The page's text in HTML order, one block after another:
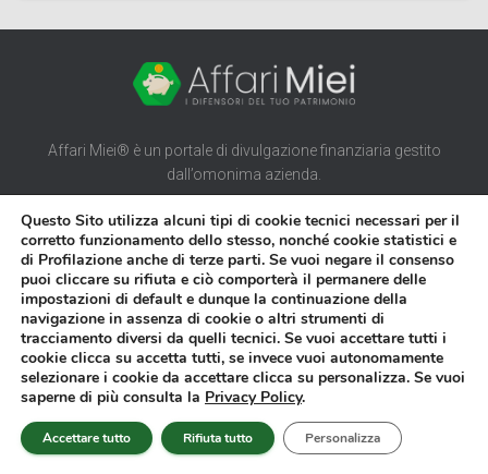
Affari Miei® è un portale di divulgazione finanziaria gestito
dall’omonima azienda.
del patrimonio ed ha una natura puramente divulgativa. Pertanto, le
analisi riportate sono da considerarsi contenuti generali a scopo
informativo e non rappresentano raccomandazioni finanziarie
individuali.
Gli articoli di Affari Miei® che parlano di denaro in ogni sua
sfaccettatura non possono mai garantire risultati certi perché le
possibilità variano a seconda delle capacità, della situazione
Questo Sito utilizza alcuni tipi di cookie tecnici necessari per il
corretto funzionamento dello stesso, nonché cookie statistici e
di Profilazione anche di terze parti. Se vuoi negare il consenso
puoi cliccare su rifiuta e ciò comporterà il permanere delle
impostazioni di default e dunque la continuazione della
navigazione in assenza di cookie o altri strumenti di
tracciamento diversi da quelli tecnici. Se vuoi accettare tutti i
cookie clicca su accetta tutti, se invece vuoi autonomamente
selezionare i cookie da accettare clicca su personalizza. Se vuoi
saperne di più consulta la Privacy Policy.
Accettare tutto Rifiuta tutto Personalizza